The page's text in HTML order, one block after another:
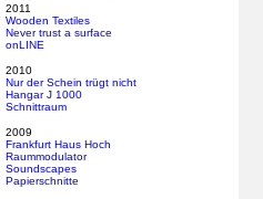
2011
Wooden Textiles
Never trust a surface
onLINE
2010
Nur der Schein trügt nicht
Hangar J 1000
Schnittraum
2009
Frankfurt Haus Hoch
Raummodulator
Soundscapes
Papierschnitte